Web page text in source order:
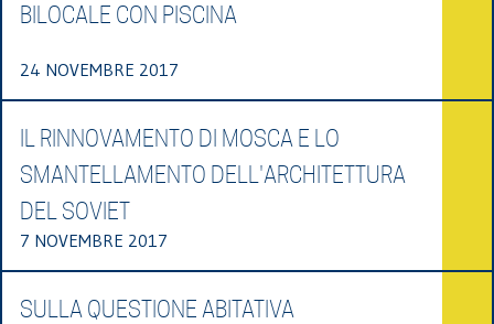
BILOCALE CON PISCINA
24 NOVEMBRE 2017
IL RINNOVAMENTO DI MOSCA E LO
SMANTELLAMENTO DELL'ARCHITETTURA
DEL SOVIET
7 NOVEMBRE 2017
SULLA QUESTIONE ABITATIVA